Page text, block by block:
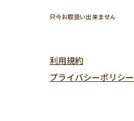
只今お取扱い出来ません
利用規約
プライバシーポリシー